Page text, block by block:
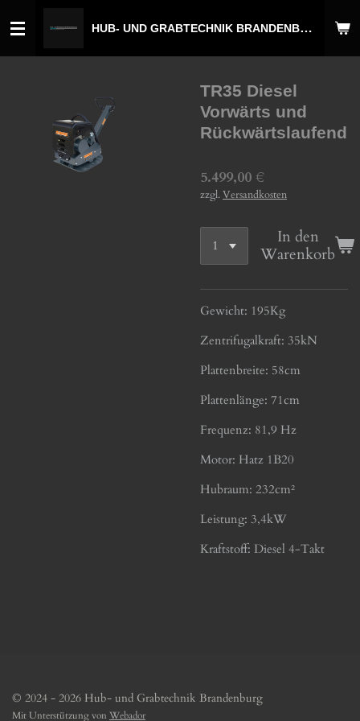
Hauptinhalt
HUB- UND GRABTECHNIK BRANDENBURG
TR35 Diesel
Vorwärts und
Rückwärtslaufend
5.499,00 €
zzgl.Versandkosten
In den
Warenkorb
Gewicht: 195Kg
Zentrifugalkraft: 35kN
Plattenbreite: 58cm
Plattenlänge: 71cm
Frequenz: 81,9 Hz
Motor: Hatz 1B20
Hubraum: 232cm²
Leistung: 3,4kW
Kraftstoff: Diesel 4-Takt
© 2024 - 2026 Hub- und Grabtechnik Brandenburg
Mit Unterstützung von Webador